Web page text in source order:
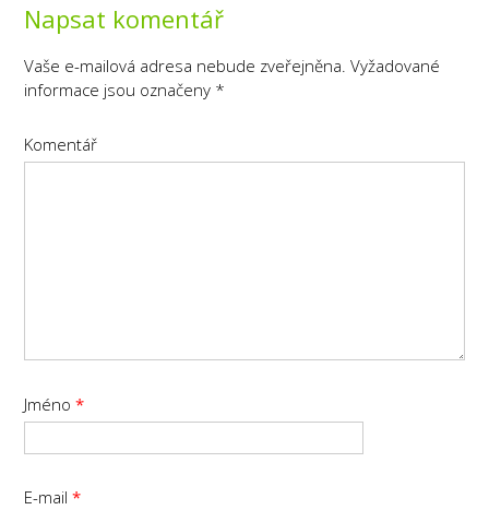
Napsat komentář
Vaše e-mailová adresa nebude zveřejněna. Vyžadované
informace jsou označeny *
Komentář
Jméno *
E-mail *